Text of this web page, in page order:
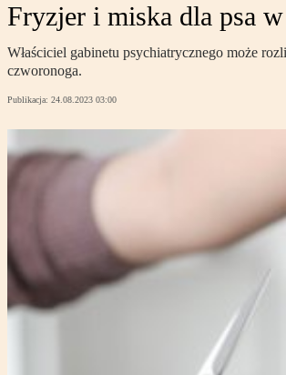
Fryzjer i miska dla psa
Właściciel gabinetu psychiatrycznego może
czworonoga.
Publikacja: 24.08.2023 03:00